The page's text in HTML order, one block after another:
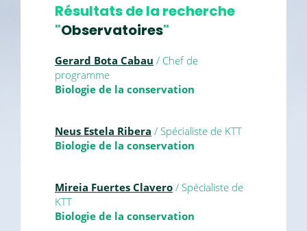
Résultats de la recherche
"Observatoires"
Gerard Bota Cabau / Chef de
programme
Biologie de la conservation
Neus Estela Ribera / Spécialiste de KTT
Biologie de la conservation
Mireia Fuertes Clavero / Spécialiste de
KTT
Biologie de la conservation